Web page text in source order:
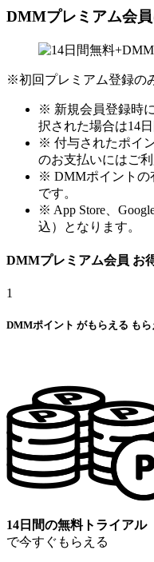
DMMプレミアム会
※初回プレミアム登録の
※ 新規会員登録時
択された場合は14
※ 付与されたポイ
のお支払いにはご
※ DMMポイントの
です。
※ App Store、
込）となります。
DMMプレミアム会員 お
1
DMMポイント がもらえる も
14日間の無料トライアル
で今すぐもらえる